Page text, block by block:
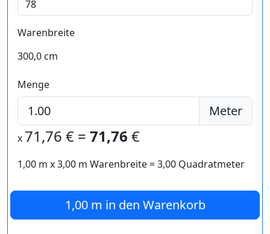
Warenbreite
300,0 cm
Menge
Meter
x 71,76 € = 71,76 €
1,00 m x3,00 m Warenbreite =3,00 Quadratmeter
1,00 m in den Warenkorb